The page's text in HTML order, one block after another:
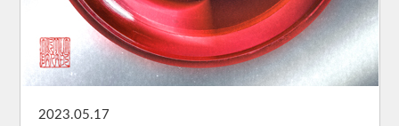
2023.05.17